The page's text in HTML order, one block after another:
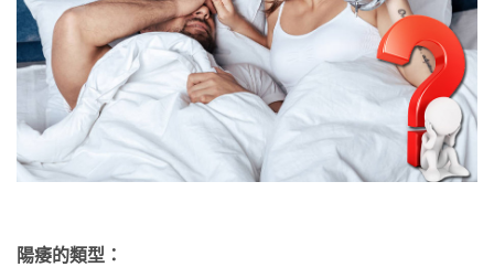
陽痿的類型：